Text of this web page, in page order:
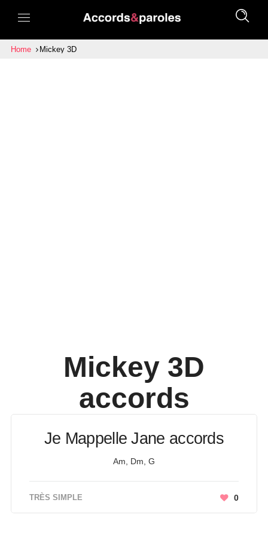
Home Mickey 3D
Mickey 3D
accords
Je Mappelle Jane accords
Am, Dm, G
TRÈS SIMPLE 0